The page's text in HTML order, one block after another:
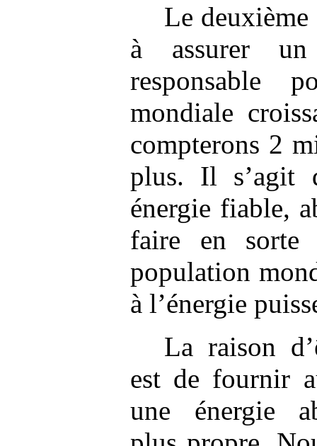
Le
à assurer un
responsable
mondiale
compterons 2
plus. Il s’agit
énergie fiable,
faire en sorte
population
à l’énergie
La raison
est de fournir
une énergie